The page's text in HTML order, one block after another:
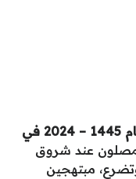
موعد صلاة عيد الفطر في عنيزة للعام 1445 – 2024 في
عند شروق
مبتهجين